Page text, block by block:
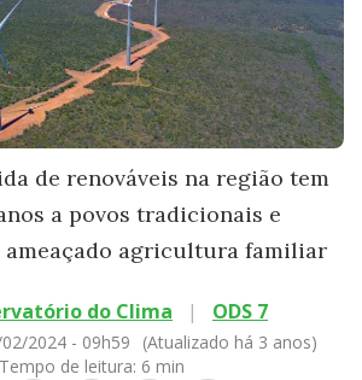
de renováveis na região tem
a povos tradicionais e
ameaçado agricultura familiar
do Clima | ODS 7
2024 - 09h59
(Atualizado há 3 anos)
Tempo de leitura: 6 min